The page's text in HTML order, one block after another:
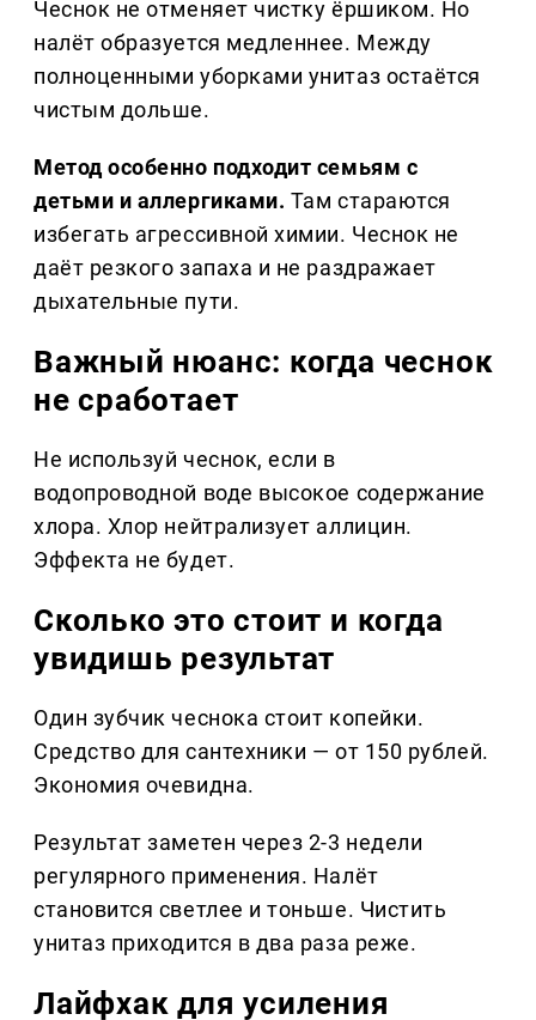
Чеснок не отменяет чистку ёршиком. Но
налёт образуется медленнее. Между
полноценными уборками унитаз остаётся
чистым дольше.
Метод особенно подходит семьям с
детьми и аллергиками. Там стараются
избегать агрессивной химии. Чеснок не
даёт резкого запаха и не раздражает
дыхательные пути.
Важный нюанс: когда чеснок
не сработает
Не используй чеснок, если в
водопроводной воде высокое содержание
хлора. Хлор нейтрализует аллицин.
Эффекта не будет.
Сколько это стоит и когда
увидишь результат
Один зубчик чеснока стоит копейки.
Средство для сантехники — от 150 рублей.
Экономия очевидна.
Результат заметен через 2-3 недели
регулярного применения. Налёт
становится светлее и тоньше. Чистить
унитаз приходится в два раза реже.
Лайфхак для усиления